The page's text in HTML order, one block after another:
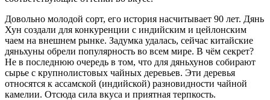
Довольно молодой сорт, его история насчитывает 90 лет. Дянь
Хун создали для конкуренции с индийским и цейлонским
чаем на внешнем рынке. Задумка удалась, сейчас китайские
дяньхуны обрели популярность во всем мире. В чём секрет?
Не в последнюю очередь в том, что для дяньхунов собирают
сырье с крупнолистовых чайных деревьев. Эти деревья
относятся к ассамской (индийской) разновидности чайной
камелии. Отсюда сила вкуса и приятная терпкость.